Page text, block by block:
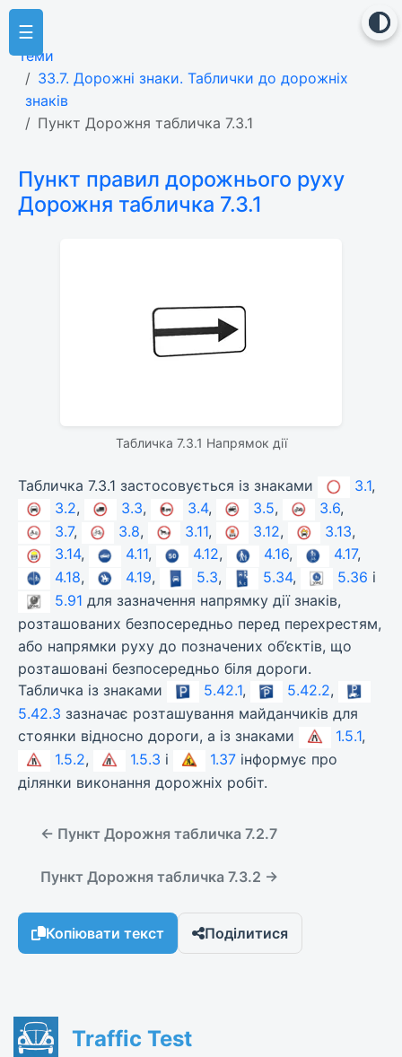
☰
Теми
33.7. Дорожні знаки. Таблички до дорожніх
знаків
Пункт Дорожня табличка 7.3.1
Пункт правил дорожнього руху
Дорожня табличка 7.3.1
Табличка 7.3.1 Напрямок дії
Табличка 7.3.1 застосовується із знаками 3.1,
3.2, 3.3, 3.4, 3.5, 3.6,
3.7, 3.8, 3.11, 3.12, 3.13,
3.14, 4.11, 4.12, 4.16, 4.17,
4.18, 4.19, 5.3, 5.34, 5.36 і
5.91 для зазначення напрямку дії знаків,
розташованих безпосередньо перед перехрестям,
або напрямки руху до позначених об’єктів, що
розташовані безпосередньо біля дороги.
Табличка із знаками
5.42.1, 5.42.2,
5.42.3 зазначає розташування майданчиків для
стоянки відносно дороги, а із знаками
1.5.1,
1.5.2, 1.5.3 і 1.37 інформує про
ділянки виконання дорожніх робіт.
← Пункт Дорожня табличка 7.2.7
Пункт Дорожня табличка 7.3.2 →
Копіювати текст Поділитися
Traffic Test